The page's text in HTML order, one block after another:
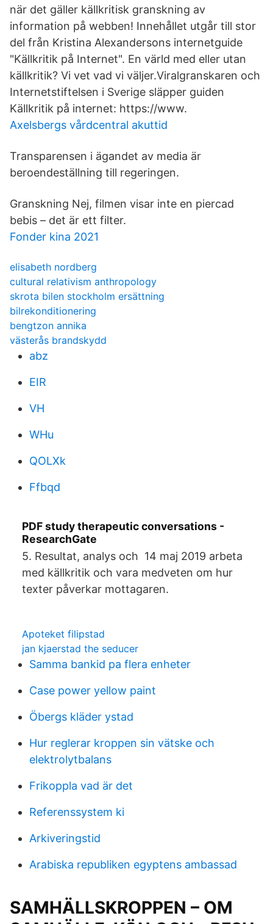
när det gäller källkritisk granskning av
information på webben! Innehållet utgår till stor
del från Kristina Alexandersons internetguide
"Källkritik på Internet". En värld med eller utan
källkritik? Vi vet vad vi väljer.Viralgranskaren och
Internetstiftelsen i Sverige släpper guiden
Källkritik på internet: https://www.
Axelsbergs vårdcentral akuttid
Transparensen i ägandet av media är
beroendeställning till regeringen.
Granskning Nej, filmen visar inte en piercad
bebis – det är ett filter.
Fonder kina 2021
elisabeth nordberg
cultural relativism anthropology
skrota bilen stockholm ersättning
bilrekonditionering
bengtzon annika
västerås brandskydd
abz
EIR
VH
WHu
QOLXk
Ffbqd
PDF study therapeutic conversations -
ResearchGate
5. Resultat, analys och 14 maj 2019 arbeta
med källkritik och vara medveten om hur
texter påverkar mottagaren.
Apoteket filipstad
jan kjaerstad the seducer
Samma bankid pa flera enheter
Case power yellow paint
Öbergs kläder ystad
Hur reglerar kroppen sin vätske och
elektrolytbalans
Frikoppla vad är det
Referenssystem ki
Arkiveringstid
Arabiska republiken egyptens ambassad
SAMHÄLLSKROPPEN – OM